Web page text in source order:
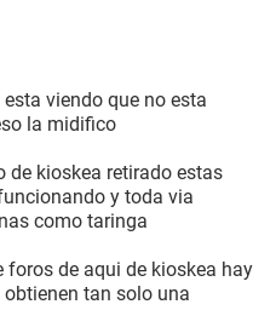
viendo que no esta
la midifico
de kioskea retirado estas
y toda via
como taringa
de aqui de kioskea hay
tan solo una